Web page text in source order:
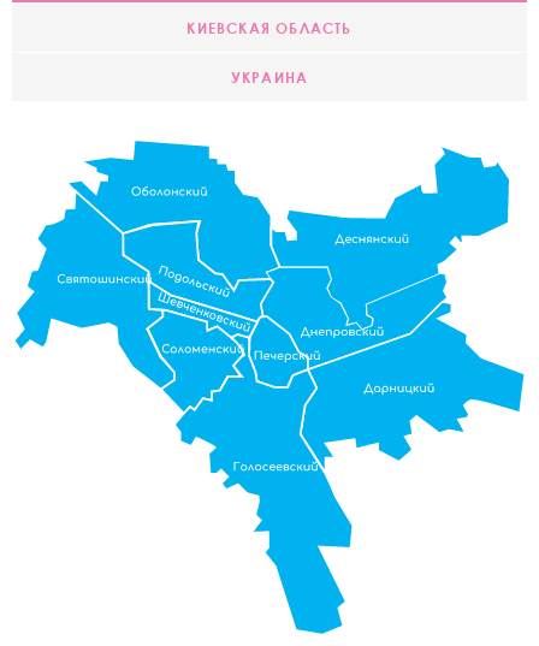
КИЕВСКАЯ ОБЛАСТЬ
УКРАИНА